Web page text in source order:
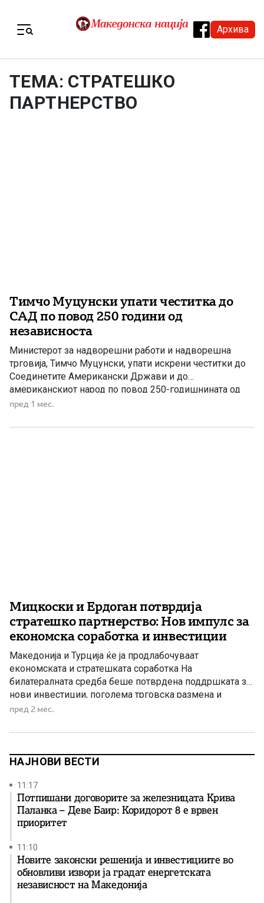
Архива
ТЕМА: СТРАТЕШКО
ПАРТНЕРСТВО
Тимчо Муцунски упати честитка до
САД по повод 250 години од
независноста
Министерот за надворешни работи и надворешна
трговија, Тимчо Муцунски, упати искрени честитки до
Соединетите Американски Држави и до
американскиот народ по повод 250-годишнината од
независноста. Тој истакна дека пријателството,
Република Македонија и Соединетите Американски
пред 1 мес.
Мицкоски и Ердоган потврдија
стратешко партнерство: Нов импулс за
економска соработка и инвестиции
Македонија и Турција ќе ја продлабочуваат
економската и стратешката соработка На
билатералната средба беше потврдена поддршката за
нови инвестиции, поголема трговска размена и
зајакнување на односите во повеќе области од заемен
Христијан Мицкоски, денеска оствари билатерална
Таип Ердоган, на која беше потврдена традиционално
пред 2 мес.
НАЈНОВИ ВЕСТИ
11:17
Потпишани договорите за железницата Крива
Паланка – Деве Баир: Коридорот 8 е врвен
приоритет
11:10
Новите законски решенија и инвестициите во
обновливи извори ја градат енергетската
независност на Македонија